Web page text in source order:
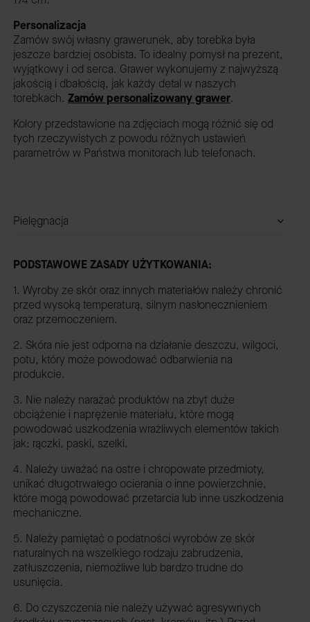
Personalizacja
Zamów swój własny grawerunek, aby torebka była
jeszcze bardziej osobista. To idealny pomysł na prezent,
wyjątkowy i od serca. Grawer wykonujemy z najwyższą
jakością i dbałością, jak każdy detal w naszych
torebkach. Zamów personalizowany grawer.
Kolory przedstawione na zdjęciach mogą różnić się od
tych rzeczywistych z powodu różnych ustawień
parametrów w Państwa monitorach lub telefonach.
Pielęgnacja
PODSTAWOWE ZASADY UŻYTKOWANIA:
1. Wyroby ze skór oraz innych materiałów należy chronić
przed wysoką temperaturą, silnym nasłonecznieniem
oraz przemoczeniem.
2. Skóra nie jest odporna na działanie deszczu, wilgoci,
potu, który może powodować odbarwienia na
produkcie.
3. Nie należy narażać produktów na zbyt duże
obciążenie i naprężenie materiału, które mogą
powodować uszkodzenia wrażliwych elementów takich
jak: rączki, paski, szelki.
4. Należy uważać na ostre i chropowate przedmioty,
unikać długotrwałego ocierania o inne powierzchnie,
które mogą powodować przetarcia lub inne uszkodzenia
mechaniczne.
5. Należy pamiętać o podatności wyrobów ze skór
naturalnych na wszelkiego rodzaju zabrudzenia,
zatłuszczenia, niemożliwe lub bardzo trudne do
usunięcia.
6. Do czyszczenia nie należy używać agresywnych